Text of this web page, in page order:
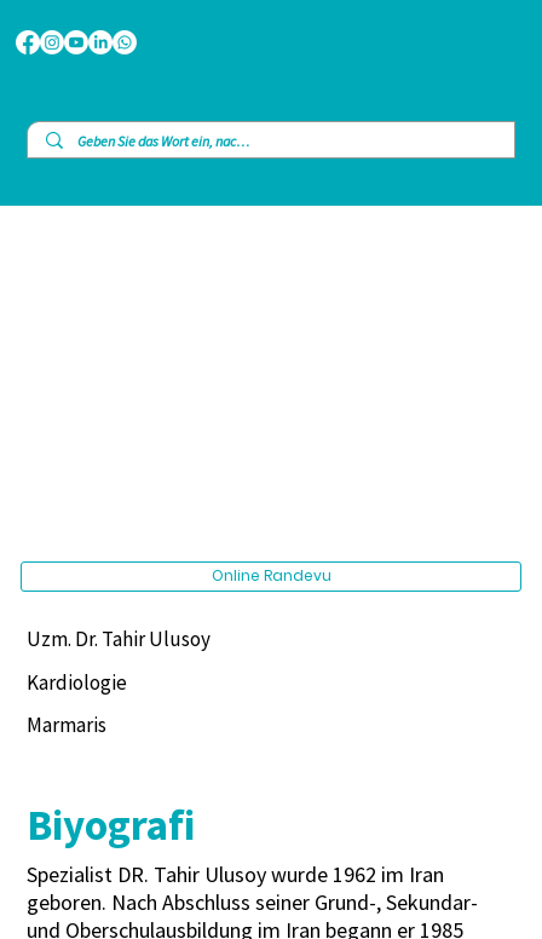
Uzm. Dr. Tahir Ulusoy
Kardiologie
Marmaris
Biyografi
Spezialist DR. Tahir Ulusoy wurde 1962 im Iran
geboren. Nach Abschluss seiner Grund-, Sekundar-
und Oberschulausbildung im Iran begann er 1985
Online Randevu